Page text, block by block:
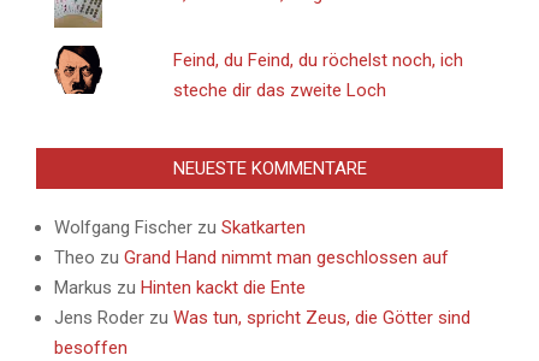
Feind, du Feind, du röchelst noch, ich
steche dir das zweite Loch
NEUESTE KOMMENTARE
Wolfgang Fischer zu Skatkarten
Theo zu Grand Hand nimmt man geschlossen auf
Markus zu Hinten kackt die Ente
Jens Roder zu Was tun, spricht Zeus, die Götter sind
besoffen